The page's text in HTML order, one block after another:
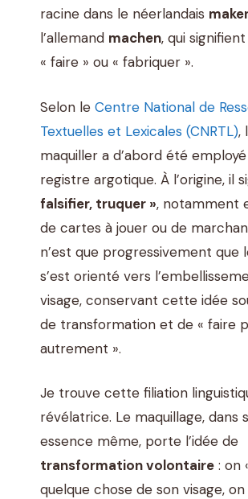
racine dans le néerlandais
l’allemand machen, qui
« faire » ou « fabriquer ».
Selon le Centre National de
Textuelles et Lexicales (CNRTL),
maquiller a d’abord été
registre argotique. À l’origine, il
falsifier, truquer », notamment
de cartes à jouer ou de
n’est que progressivement que
s’est orienté vers
visage, conservant cette idée
de transformation et de « faire
autrement ».
Je trouve cette filiation
révélatrice. Le maquillage, dans
essence même, porte l’idée de
transformation volontaire : on
quelque chose de son visage,